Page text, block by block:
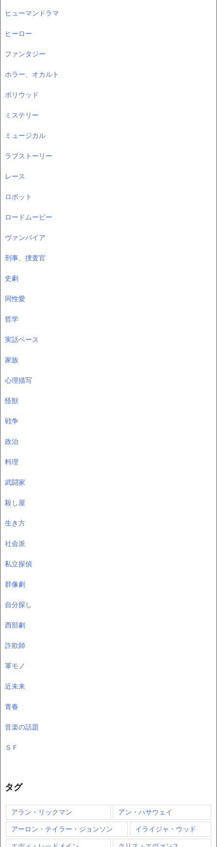
ヒューマンドラマ
ヒーロー
ファンタジー
ホラー、オカルト
ボリウッド
ミステリー
ミュージカル
ラブストーリー
レース
ロボット
ロードムービー
ヴァンパイア
刑事、捜査官
史劇
同性愛
哲学
実話ベース
家族
心理描写
怪獣
戦争
政治
料理
武闘家
殺し屋
生き方
社会派
私立探偵
群像劇
自分探し
西部劇
詐欺師
軍モノ
近未来
青春
音楽の話題
ＳＦ
タグ
アラン・リックマン アン・ハサウェイ
アーロン・テイラー・ジョンソン イライジャ・ウッド